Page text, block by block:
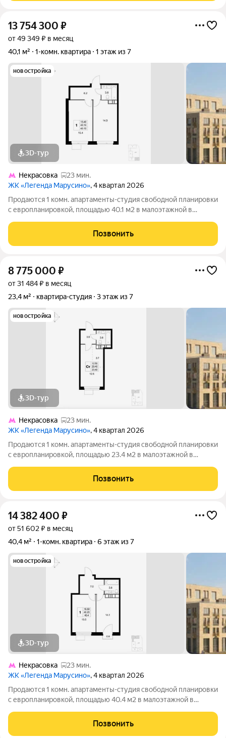
13 754 300 ₽
от 49 349 ₽ в месяц
40,1 м²
1-комн. квартира 1 этаж из 7
новостройка
3D-тур
Некрасовка
23 мин.
ЖК «Легенда Марусино», 4 квартал 2026
Продаются 1 комн. апартаменты-студия свободной планировки
с европланировкой, площадью 40.1 м2 в малоэтажной в
м. Некрасовка. Возможен вариант покупки с использованием
ипотечных средств, есть
Позвонить
8 775 000 ₽
от 31 484 ₽ в месяц
23,4 м²
квартира-студия 3 этаж из 7
новостройка
3D-тур
Некрасовка
23 мин.
ЖК «Легенда Марусино», 4 квартал 2026
Продаются 1 комн. апартаменты-студия свободной планировки
с европланировкой, площадью 23.4 м2 в малоэтажной в
м. Некрасовка. Возможен вариант покупки с использованием
ипотечных средств, есть
Позвонить
14 382 400 ₽
от 51 602 ₽ в месяц
40,4 м²
1-комн. квартира 6 этаж из 7
новостройка
3D-тур
Некрасовка
23 мин.
ЖК «Легенда Марусино», 4 квартал 2026
Продаются 1 комн. апартаменты-студия свободной планировки
с европланировкой, площадью 40.4 м2 в малоэтажной в
м. Некрасовка. Возможен вариант покупки с использованием
ипотечных средств, есть
Позвонить